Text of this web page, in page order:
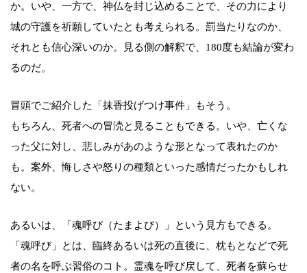
か。いや、一方で、神仏を封じ込めることで、その力により
城の守護を祈願していたとも考えられる。罰当たりなのか、
それとも信心深いのか。見る側の解釈で、180度も結論が変わ
るのだ。
冒頭でご紹介した「抹香投げつけ事件」もそう。
もちろん、死者への冒涜と見ることもできる。いや、亡くな
った父に対し、悲しみがあのような形となって表れたのか
も。案外、悔しさや怒りの種類といった感情だったかもしれ
ない。
あるいは、「魂呼び（たまよび）」という見方もできる。
「魂呼び」とは、臨終あるいは死の直後に、枕もとなどで死
者の名を呼ぶ習俗のコト。霊魂を呼び戻して、死者を蘇らせ